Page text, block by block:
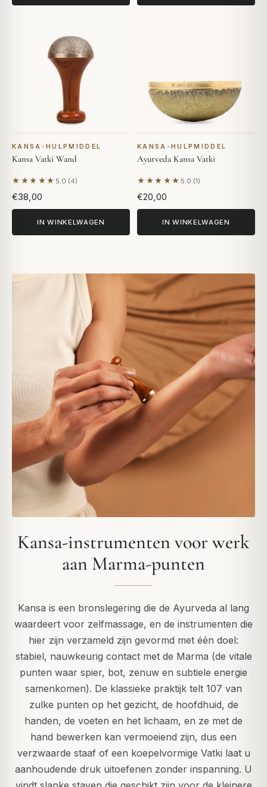
KANSA-HULPMIDDEL
Kansa Vatki Wand
★★★★★ 5.0 (4)
Gebaseerd op 4 beoordelingen
€38,00
IN WINKELWAGEN
KANSA-HULPMIDDEL
Ayurveda Kansa Vatki
★★★★★ 5.0 (1)
Gebaseerd op 1 beoordeling
€20,00
IN WINKELWAGEN
Kansa-instrumenten voor werk
aan Marma-punten
Kansa is een bronslegering die de Ayurveda al lang
waardeert voor zelfmassage, en de instrumenten die
hier zijn verzameld zijn gevormd met één doel:
stabiel, nauwkeurig contact met de Marma (de vitale
punten waar spier, bot, zenuw en subtiele energie
samenkomen). De klassieke praktijk telt 107 van
zulke punten op het gezicht, de hoofdhuid, de
handen, de voeten en het lichaam, en ze met de
hand bewerken kan vermoeiend zijn, dus een
verzwaarde staaf of een koepelvormige Vatki laat u
aanhoudende druk uitoefenen zonder inspanning. U